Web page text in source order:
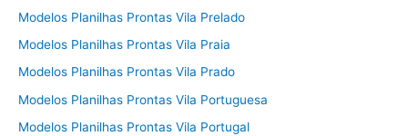
Modelos Planilhas Prontas Vila Prelado
Modelos Planilhas Prontas Vila Praia
Modelos Planilhas Prontas Vila Prado
Modelos Planilhas Prontas Vila Portuguesa
Modelos Planilhas Prontas Vila Portugal